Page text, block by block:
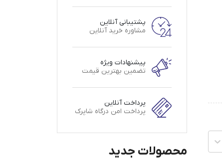
پشتیبانی آنلاین
مشاوره خرید آنلاین
پیشنهادات ویژه
تضمین بهترین قیمت
پرداخت آنلاین
پرداخت امن درگاه شاپرک
محصولات جدید